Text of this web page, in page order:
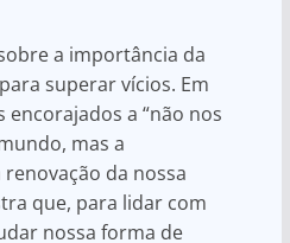
a importância da
superar vícios. Em
encorajados a “não nos
mas a
da nossa
que, para lidar com
nossa forma de